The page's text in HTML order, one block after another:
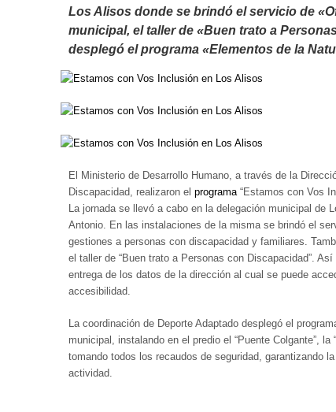
Los Alisos donde se brindó el servicio de
municipal, el taller de «Buen trato a
desplegó el programa «Elementos de la
El Ministerio de Desarrollo Humano, a través de la
Discapacidad, realizaron el programa“Estamos con Vos
La jornada se llevó a cabo en la delegación municipal de
Antonio. En las instalaciones de la misma se brindó el
gestiones a personas con discapacidad y familiares.
el taller de “Buen trato a Personas con Discapacidad”.
entrega de los datos de la dirección al cual se puede
accesibilidad.
La coordinación de Deporte Adaptado desplegó el
municipal, instalando en el predio el “Puente Colgante”,
tomando todos los recaudos de seguridad, garantizando
actividad.